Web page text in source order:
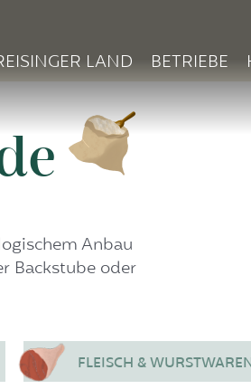
LAND BETRIEBE
Anbau
Backstube oder
FLEISCH &